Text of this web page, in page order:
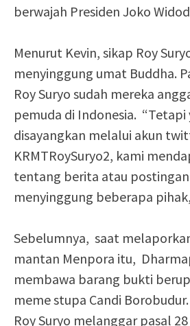
berwajah Presiden Joko
Menurut Kevin, sikap Roy
menyinggung umat Buddha.
Roy Suryo sudah mereka
pemuda di Indonesia. “Tetapi
disayangkan melalui akun
KRMTRoySuryo2, kami
tentang berita atau
menyinggung beberapa
Sebelumnya, saat
mantan Menpora itu,
membawa barang bukti
meme stupa Candi
Roy Suryo melanggar pasal